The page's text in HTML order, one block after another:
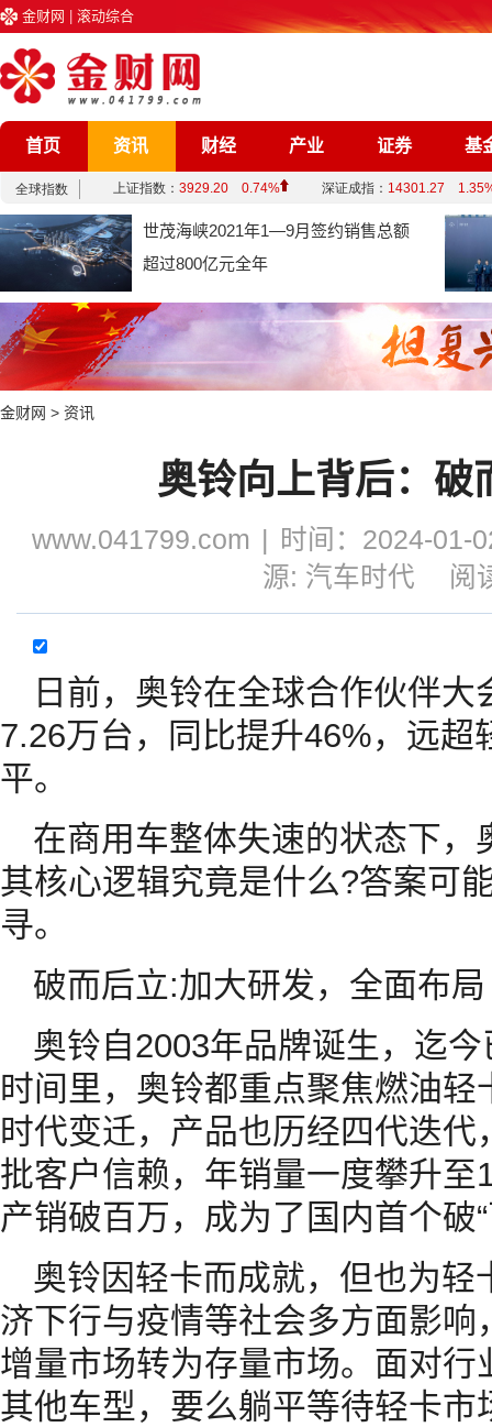
金财网 滚动综合
首页 资讯 财经 产业 证券 基
企业 文化 娱乐
综合
世茂海峡2021年1—9月签约销售总额
超过800亿元全年
金财网 > 资讯
奥铃向上背后：破
www.041799.com
时间：2024-01-
源: 汽车时代
阅
日前，奥铃在全球合作伙伴
7.26万台，同比提升46%，远超
平。
在商用车整体失速的状态下
其核心逻辑究竟是什么?答案可
寻。
破而后立:加大研发，全面布局
奥铃自2003年品牌诞生，迄
时间里，奥铃都重点聚焦燃油
时代变迁，产品也历经四代迭
批客户信赖，年销量一度攀升
产销破百万，成为了国内首个破
奥铃因轻卡而成就，但也为
济下行与疫情等社会多方面影
增量市场转为存量市场。面对
其他车型，要么躺平等待轻卡